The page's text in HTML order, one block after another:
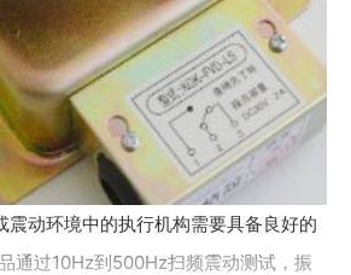
震动环境中的执行机构需要具备良好的
通过10Hz到500Hz扫频震动测试，振